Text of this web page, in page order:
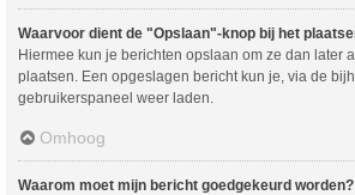
Waarvoor dient de "Opslaan"-knop bij het
Hiermee kun je berichten opslaan om ze dan later
plaatsen. Een opgeslagen bericht kun je, via de
gebruikerspaneel weer laden.
Omhoog
Waarom moet mijn bericht goedgekeurd worden?